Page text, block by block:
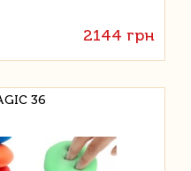
2144 грн
36